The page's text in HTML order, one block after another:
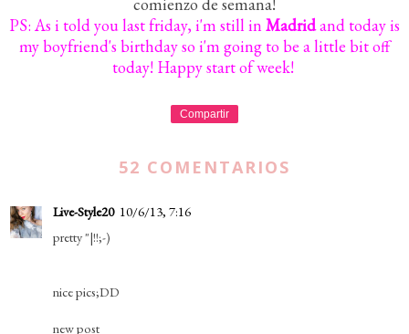
PS: As i told you last friday, i'm still inMadridand today is
my boyfriend's birthday so i'm going to be a little bit off
today! Happy start of week!
Compartir
52 COMENTARIOS
Live-Style20 10/6/13, 7:16
pretty "|!!;-)
nice pics;DD
new post